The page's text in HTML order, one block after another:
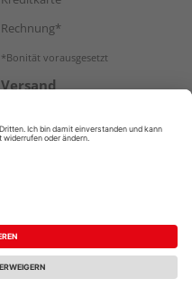
Rechnung*
*Bonität vorausgesetzt
Versand
Widerruf
Datenschutz
Vertrag widerrufen